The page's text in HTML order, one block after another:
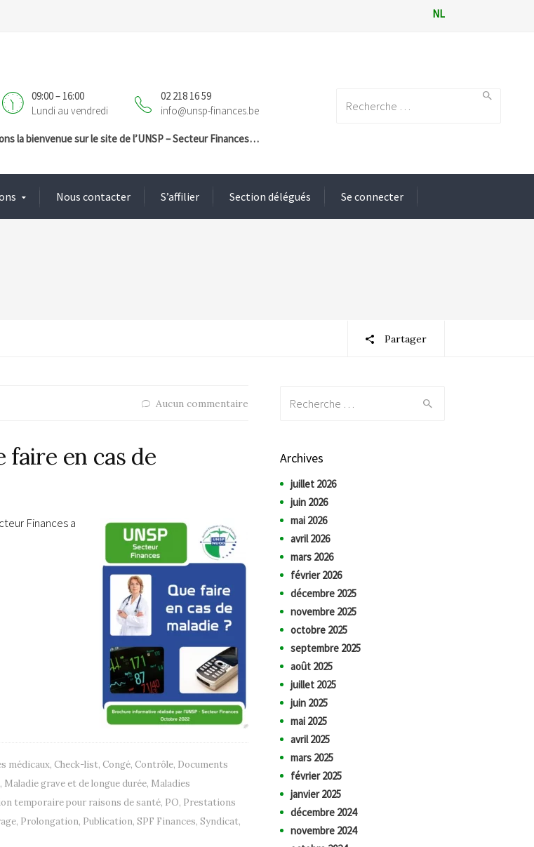
NL
02 218 16 59
info@unsp-finances.be
09:00 – 16:00
Lundi au vendredi
la bienvenue sur le site de l’UNSP – Secteur Finances…
Nous contacter S’affilier Section délégués Se connecter
Partager
Aucun commentaire
faire en cas de
Finances a
médicaux, Check-list, Congé, Contrôle, Documents
, Maladie grave et de longue durée, Maladies
temporaire pour raisons de santé, PO, Prestations
, Prolongation, Publication, SPF Finances, Syndicat,
Archives
juillet 2026
juin 2026
mai 2026
avril 2026
mars 2026
février 2026
décembre 2025
novembre 2025
octobre 2025
septembre 2025
août 2025
juillet 2025
juin 2025
mai 2025
avril 2025
mars 2025
février 2025
janvier 2025
décembre 2024
novembre 2024